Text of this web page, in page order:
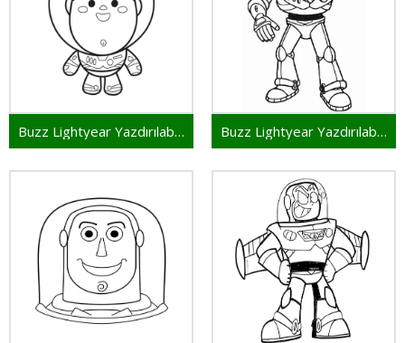
Buzz Lightyear Yazdırılabilir Görsel Buzz Lightyear Yazdırılabilir Çocuklar İçin